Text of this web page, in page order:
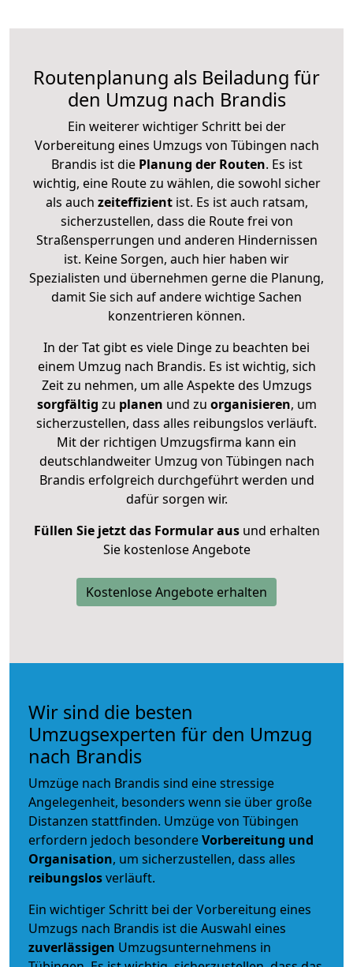
Routenplanung als Beiladung für
den Umzug nach Brandis
Ein weiterer wichtiger Schritt bei der
Vorbereitung eines Umzugs von Tübingen nach
Brandis ist diePlanung der Routen. Es ist
wichtig, eine Route zu wählen, die sowohl sicher
als auch zeiteffizientist. Es ist auch ratsam,
sicherzustellen, dass die Route frei von
Straßensperrungen und anderen Hindernissen
ist. Keine Sorgen, auch hier haben wir
Spezialisten und übernehmen gerne die Planung,
damit Sie sich auf andere wichtige Sachen
konzentrieren können.
In der Tat gibt es viele Dinge zu beachten bei
einem Umzug nach Brandis. Es ist wichtig, sich
Zeit zu nehmen, um alle Aspekte des Umzugs
sorgfältig zu planen und zu organisieren, um
sicherzustellen, dass alles reibungslos verläuft.
Mit der richtigen Umzugsfirma kann ein
deutschlandweiter Umzug von Tübingen nach
Brandis erfolgreich durchgeführt werden und
dafür sorgen wir.
Füllen Sie jetzt das Formular ausund erhalten
Sie kostenlose Angebote
Kostenlose Angebote erhalten
Wir sind die besten
Umzugsexperten für den Umzug
nach Brandis
Umzüge nach Brandis sind eine stressige
Angelegenheit, besonders wenn sie über große
Distanzen stattfinden. Umzüge von Tübingen
erfordern jedoch besondereVorbereitung und
Organisation, um sicherzustellen, dass alles
reibungslosverläuft.
Ein wichtiger Schritt bei der Vorbereitung eines
Umzugs nach Brandis ist die Auswahl eines
zuverlässigen Umzugsunternehmens in